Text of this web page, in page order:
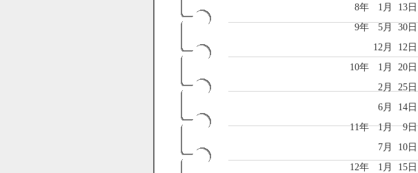
8年
1月 13日
9年
5月 30日
12月
12日
10年
1月 20日
2月
25日
6月
14日
11年
1月 9日
7月
10日
12年
1月 15日